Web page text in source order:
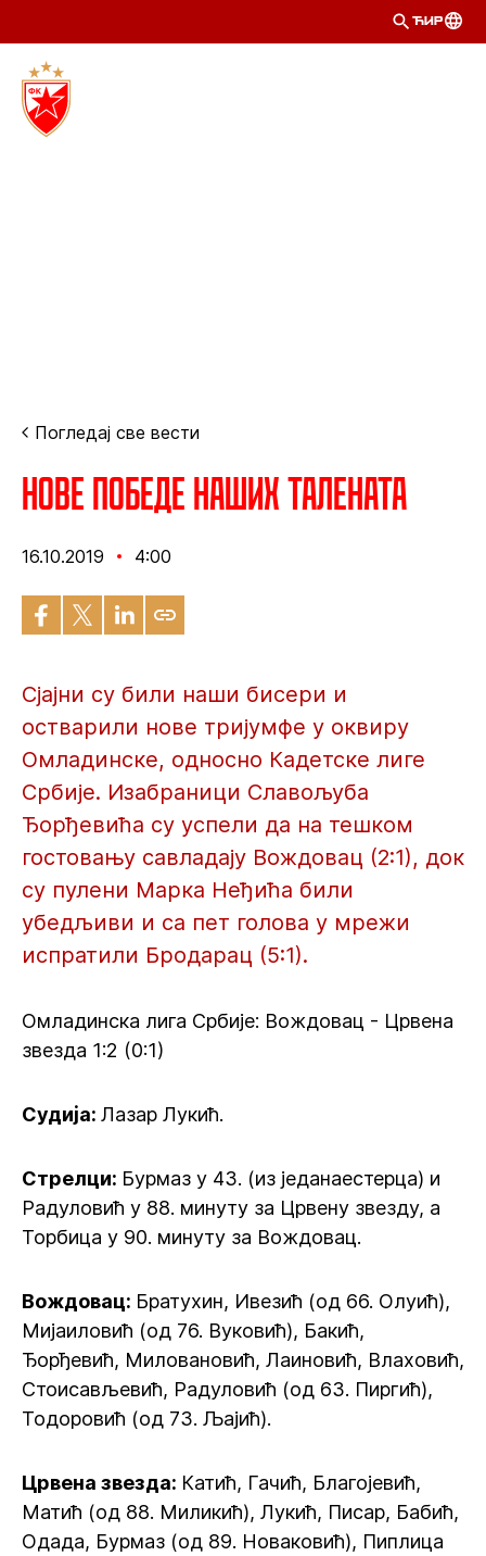
ЋИР
Погледај све вести
Нове победе наших талената
16.10.2019 4:00
Сјајни су били наши бисери и
остварили нове тријумфе у оквиру
Омладинске, односно Кадетске лиге
Србије. Изабраници Славољуба
Ђорђевића су успели да на тешком
гостовању савладају Вождовац (2:1), док
су пулени Марка Неђића били
убедљиви и са пет голова у мрежи
испратили Бродарац (5:1).
Омладинска лига Србије: Вождовац - Црвена
звезда 1:2 (0:1)
Судија: Лазар Лукић.
Стрелци: Бурмаз у 43. (из једанаестерца) и
Радуловић у 88. минуту за Црвену звезду, а
Торбица у 90. минуту за Вождовац.
Вождовац: Братухин, Ивезић (од 66. Олуић),
Мијаиловић (од 76. Вуковић), Бакић,
Ђорђевић, Миловановић, Лаиновић, Влаховић,
Стоисављевић, Радуловић (од 63. Пиргић),
Тодоровић (од 73. Љајић).
Црвена звезда: Катић, Гачић, Благојевић,
Матић (од 88. Миликић), Лукић, Писар, Бабић,
Одада, Бурмаз (од 89. Новаковић), Пиплица